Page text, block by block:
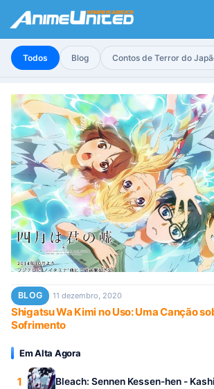
Todos Blog Contos de Terror do
BLOG 11 dezembro, 2020
Shigatsu Wa Kimi no Uso: Uma Canção
Sofrimento
Em Alta Agora
1 Bleach: Sennen Kessen-hen -